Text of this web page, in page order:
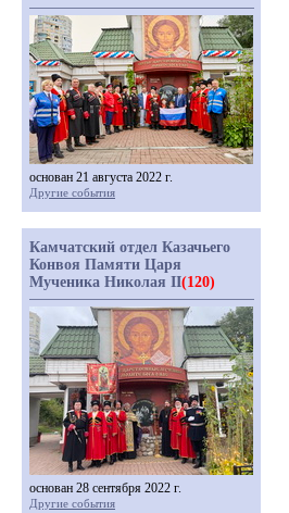
основан 21 августа 2022 г.
Другие события
Камчатский отдел Казачьего
Конвоя Памяти Царя
Мученика Николая II(120)
основан 28 сентября 2022 г.
Другие события